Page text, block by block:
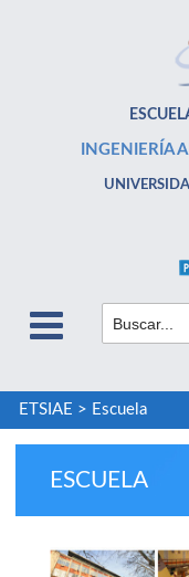
INGENIERÍA
ETSIAE > Escuela
ESCUELA